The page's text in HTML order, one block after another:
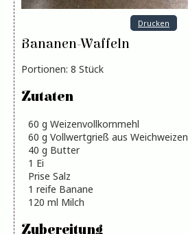
Drucken
Bananen-Waffeln
Portionen: 8 Stück
Zutaten
60 g Weizenvollkornmehl
60 g Vollwertgrieß aus Weichweizen
40 g Butter
1 Ei
Prise Salz
1 reife Banane
120 ml Milch
Zubereitung